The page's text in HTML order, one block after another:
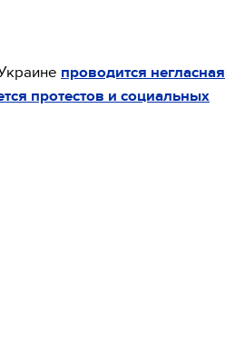
проводится негласная
протестов и социальных